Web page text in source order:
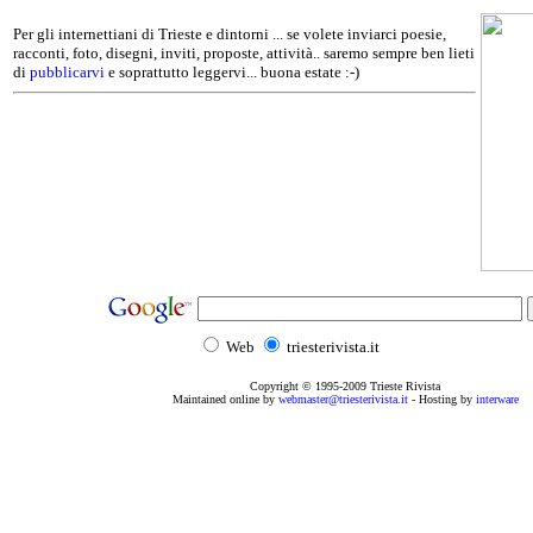
Per gli internettiani di Trieste e dintorni ... se volete inviarci poesie,
racconti, foto, disegni, inviti, proposte, attività.. saremo sempre ben lieti
di pubblicarvi e soprattutto leggervi... buona estate :-)
Web triesterivista.it
Copyright © 1995-2009 Trieste Rivista
Maintained online by webmaster@triesterivista.it- Hosting by interware